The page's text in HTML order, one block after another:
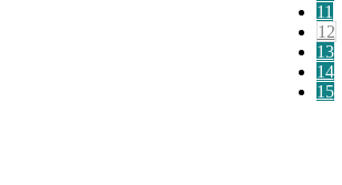
11
12
13
14
15